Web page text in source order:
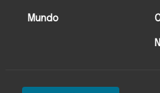
Mundo